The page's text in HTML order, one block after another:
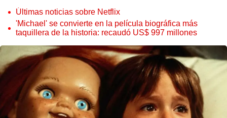
Últimas noticias sobre Netflix
'Michael' se convierte en la película biográfica más
taquillera de la historia: recaudó US$ 997 millones